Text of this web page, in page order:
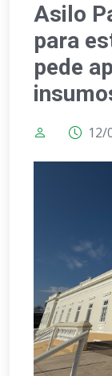
Asilo
para
pede
12/